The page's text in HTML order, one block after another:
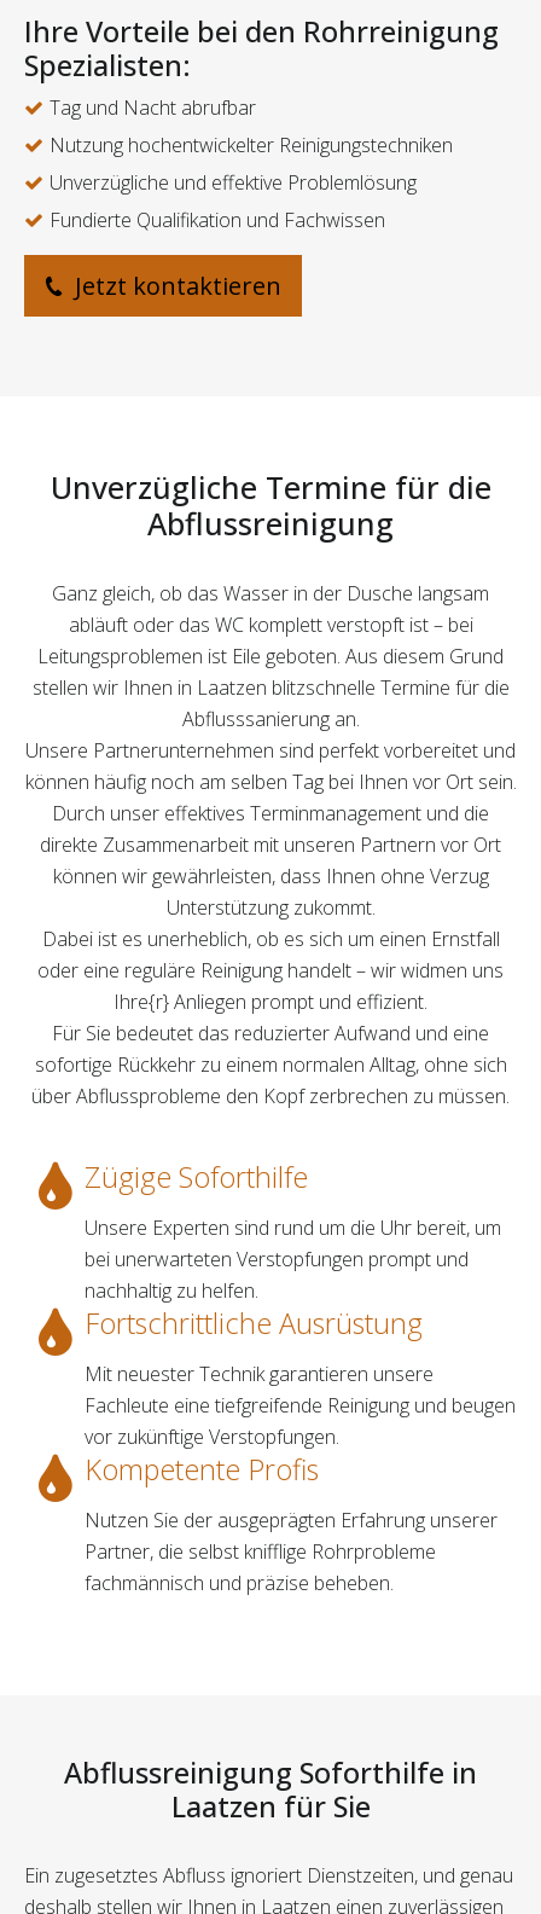
Ihre Vorteile bei den Rohrreinigung
Spezialisten:
Tag und Nacht abrufbar
Nutzung hochentwickelter Reinigungstechniken
Unverzügliche und effektive Problemlösung
Fundierte Qualifikation und Fachwissen
Jetzt kontaktieren
Unverzügliche Termine für die
Abflussreinigung
Ganz gleich, ob das Wasser in der Dusche langsam
abläuft oder das WC komplett verstopft ist – bei
Leitungsproblemen ist Eile geboten. Aus diesem Grund
stellen wir Ihnen in Laatzen blitzschnelle Termine für die
Abflusssanierung an.
Unsere Partnerunternehmen sind perfekt vorbereitet und
können häufig noch am selben Tag bei Ihnen vor Ort sein.
Durch unser effektives Terminmanagement und die
direkte Zusammenarbeit mit unseren Partnern vor Ort
können wir gewährleisten, dass Ihnen ohne Verzug
Unterstützung zukommt.
Dabei ist es unerheblich, ob es sich um einen Ernstfall
oder eine reguläre Reinigung handelt – wir widmen uns
Ihre{r} Anliegen prompt und effizient.
Für Sie bedeutet das reduzierter Aufwand und eine
sofortige Rückkehr zu einem normalen Alltag, ohne sich
über Abflussprobleme den Kopf zerbrechen zu müssen.
Zügige Soforthilfe
Unsere Experten sind rund um die Uhr bereit, um
bei unerwarteten Verstopfungen prompt und
nachhaltig zu helfen.
Fortschrittliche Ausrüstung
Mit neuester Technik garantieren unsere
Fachleute eine tiefgreifende Reinigung und beugen
vor zukünftige Verstopfungen.
Kompetente Profis
Nutzen Sie der ausgeprägten Erfahrung unserer
Partner, die selbst knifflige Rohrprobleme
fachmännisch und präzise beheben.
Abflussreinigung Soforthilfe in
Laatzen für Sie
Ein zugesetztes Abfluss ignoriert Dienstzeiten, und genau
deshalb stellen wir Ihnen in Laatzen einen zuverlässigen